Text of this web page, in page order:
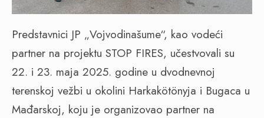
Predstavnici JP „Vojvodinašume“, kao vodeći
partner na projektu STOP FIRES, učestvovali su
22. i 23. maja 2025. godine u dvodnevnoj
terenskoj vežbi u okolini Harkakötönyja i Bugaca u
Mađarskoj, koju je organizovao partner na